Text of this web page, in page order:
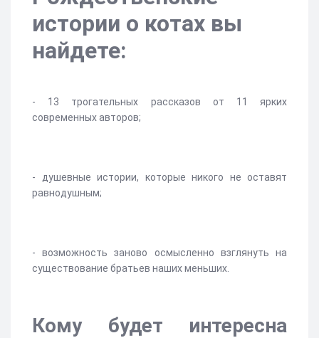
истории о котах вы
найдете:
- 13 трогательных рассказов от 11 ярких
современных авторов;
- душевные истории, которые никого не оставят
равнодушным;
- возможность заново осмысленно взглянуть на
существование братьев наших меньших.
Кому будет интересна